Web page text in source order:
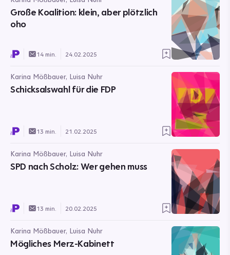
Große Koalition: klein, aber plötzlich
oho
14 min. 24.02.2025
Karina Mößbauer, Luisa Nuhr
Schicksalswahl für die FDP
13 min. 21.02.2025
Karina Mößbauer, Luisa Nuhr
SPD nach Scholz: Wer gehen muss
13 min. 20.02.2025
Karina Mößbauer, Luisa Nuhr
Mögliches Merz-Kabinett